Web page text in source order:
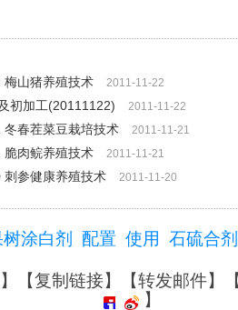
梅山猪养殖技术
2011-11-22
初加工(20111122) 2011-11-22
冬春茬菜豆栽培技术 2011-11-21
脆肉鲩养殖技术 2011-11-21
刺参健康养殖技术 2011-11-20
涂白剂 配置 使用 石硫合剂
】【复制链接】【转发邮件】
】